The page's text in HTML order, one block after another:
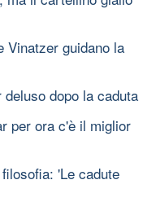
Vinatzer guidano la
dopo la caduta
per ora c'è il miglior
'Le cadute